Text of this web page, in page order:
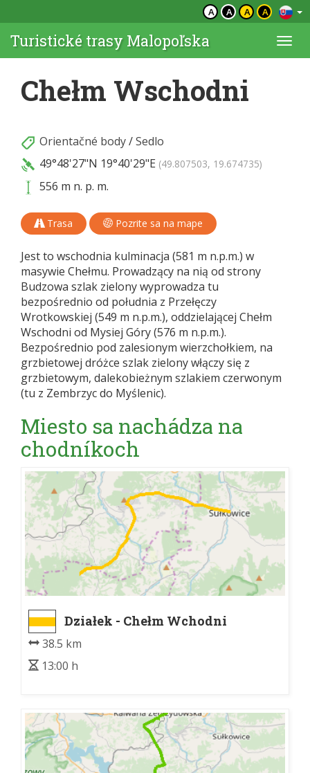
A A A A
Turistické trasy Malopoľska
Chełm Wschodni
Orientačné body/Sedlo
49°48'27"N 19°40'29"E (49.807503, 19.674735)
556 m n. p. m.
Trasa Pozrite sa na mape
Jest to wschodnia kulminacja (581 m n.p.m.) w
masywie Chełmu. Prowadzący na nią od strony
Budzowa szlak zielony wyprowadza tu
bezpośrednio od południa z Przełęczy
Wrotkowskiej (549 m n.p.m.), oddzielającej Chełm
Wschodni od Mysiej Góry (576 m n.p.m.).
Bezpośrednio pod zalesionym wierzchołkiem, na
grzbietowej dróżce szlak zielony włączy się z
grzbietowym, dalekobieżnym szlakiem czerwonym
(tu z Zembrzyc do Myślenic).
Miesto sa nachádza na
chodníkoch
Działek - Chełm Wchodni
38.5 km
13:00 h